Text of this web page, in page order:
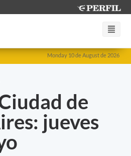
Monday 10 de August de 2026
de
jueves